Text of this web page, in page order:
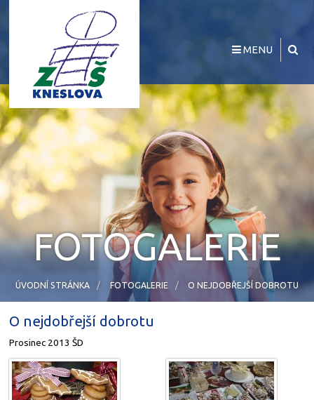
MENU
FOTOGALERIE
ÚVODNÍ STRÁNKA FOTOGALERIE O NEJDOBŘEJŠÍ DOBROTU
O nejdobřejší dobrotu
Prosinec 2013 ŠD